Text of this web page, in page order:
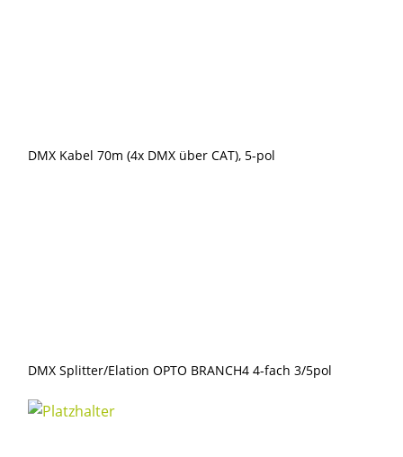
DMX Kabel 70m (4x DMX über CAT), 5-pol
DMX Splitter/Elation OPTO BRANCH4 4-fach 3/5pol